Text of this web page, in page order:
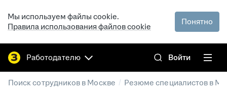
Мы используем файлы cookie.
Правила использования файлов cookie
Понятно
Работодателю Войти
Поиск сотрудников в Москве / Резюме специалистов в